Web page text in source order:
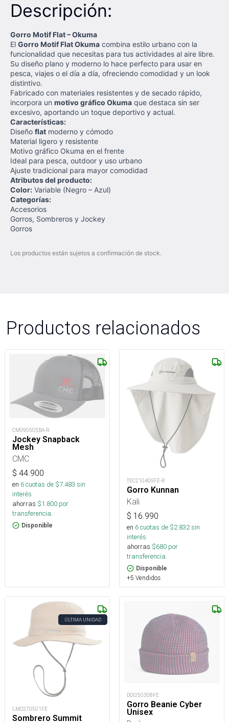
Descripción:
Gorro Motif Flat – Okuma
El Gorro Motif Flat Okuma combina estilo urbano con la
funcionalidad que necesitas para tus actividades al aire libre.
Su diseño plano y moderno lo hace perfecto para usar en
pesca, viajes o el día a día, ofreciendo comodidad y un look
distintivo.
Fabricado con materiales resistentes y de secado rápido,
incorpora un motivo gráfico Okuma que destaca sin ser
excesivo, aportando un toque deportivo y actual.
Características:
Diseño flat moderno y cómodo
Material ligero y resistente
Motivo gráfico Okuma en el frente
Ideal para pesca, outdoor y uso urbano
Ajuste tradicional para mayor comodidad
Atributos del producto:
Color: Variable (Negro – Azul)
Categorías:
Accesorios
Gorros, Sombreros y Jockey
Gorros
Los productos están sujetos a confirmación de stock.
Productos relacionados
CM090505BA-R
Jockey Snapback
Mesh
CMC
$ 44.900
en 6cuotas de $7.483 sin
interés
ahorras $1.800 por
transferencia.
Disponible
TEC210409FE-R
Gorro Kunnan
Kali
$ 16.990
en 6cuotas de $2.832sin
interés
ahorras $680 por
transferencia.
Disponible
+5 Vendidos
ÚLTIMA UNIDAD
LMO270501FE
Sombrero Summit
DOI250308FE
Gorro Beanie Cyber
Unisex